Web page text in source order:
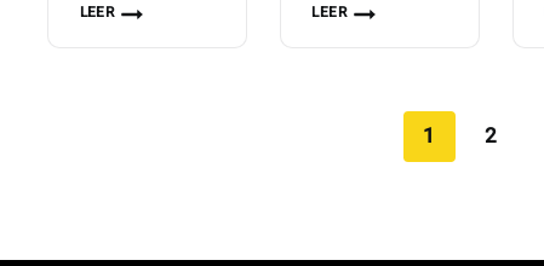
LEER LEER
1 2